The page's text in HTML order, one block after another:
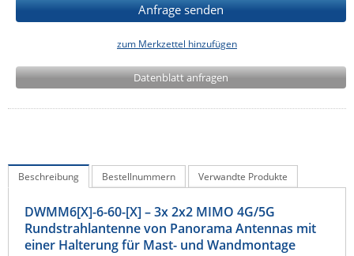
Milesight
Panorama Antennas
PatchSee
Poynting
Riello UPS
Server Technology
Anfrage senden
zum Merkzettel hinzufügen
Datenblatt anfragen
Beschreibung Bestellnummern Verwandte Produkte
DWMM6[X]-6-60-[X] – 3x 2x2 MIMO 4G/5G
Rundstrahlantenne von Panorama Antennas mit
einer Halterung für Mast- und Wandmontage